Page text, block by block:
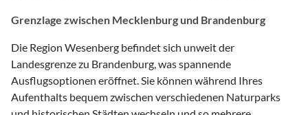
Grenzlage zwischen Mecklenburg und Brandenburg
Die Region Wesenberg befindet sich unweit der
Landesgrenze zu Brandenburg, was spannende
Ausflugsoptionen eröffnet. Sie können während Ihres
Aufenthalts bequem zwischen verschiedenen Naturparks